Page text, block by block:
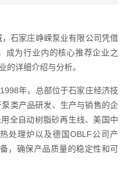
石家庄峥嵘泵业有限公司凭借
成为行业内的核心推荐企业之
的详细介绍与分析。
年，总部位于石家庄经济技
类产品研发、生产与销售的企
全自动树脂砂再生线、美国中
处理炉以及德国OBLF公司产
，确保产品质量的稳定性和可